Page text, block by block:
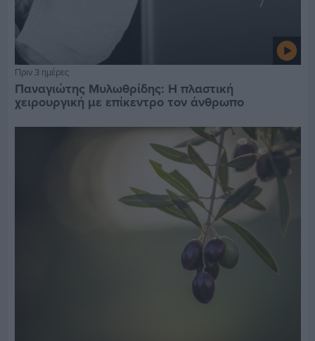
Πριν 3 ημέρες
Παναγιώτης Μυλωθρίδης: Η πλαστική
χειρουργική με επίκεντρο τον άνθρωπο